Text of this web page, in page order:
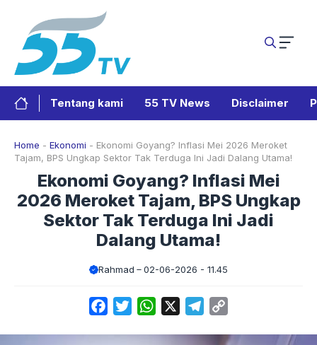
Tentang kami 55 TV News Disclaimer
Home - Ekonomi - Ekonomi Goyang? Inflasi Mei 2026 Meroket
Tajam, BPS Ungkap Sektor Tak Terduga Ini Jadi Dalang Utama!
Ekonomi Goyang? Inflasi Mei
2026 Meroket Tajam, BPS Ungkap
Sektor Tak Terduga Ini Jadi
Dalang Utama!
Rahmad 02-06-2026 - 11.45
FacebookTwitterWhatsApp Telegram